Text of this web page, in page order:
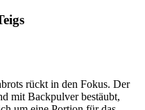
rückt in den Fokus. Der
mit Backpulver bestäubt,